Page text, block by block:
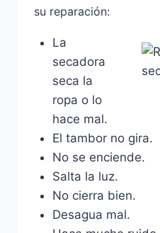
su reparación:
La
secadora
seca la
ropa o lo
hace mal.
El tambor no gira.
No se enciende.
Salta la luz.
No cierra bien.
Desagua mal.